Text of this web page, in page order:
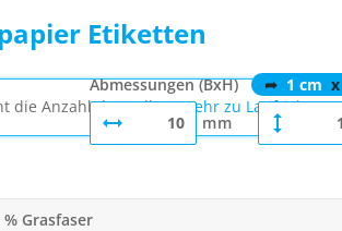
Etiketten
die Anzahl der Rollen.Mehr zu
Grasfaser
Abmessungen (BxH) ➦ 1 cm x
mm